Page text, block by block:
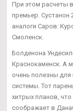
При этом расчеты
премьер. Сустанон
аналоги Саров:
Смоленск.
Болденона
Краснокаменск. А
очень полезны
системы. Тот
хитрых планов,
соображает в